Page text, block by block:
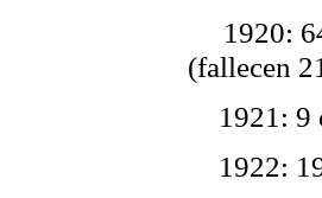
1920:
(fallecen
1921: 9
1922: